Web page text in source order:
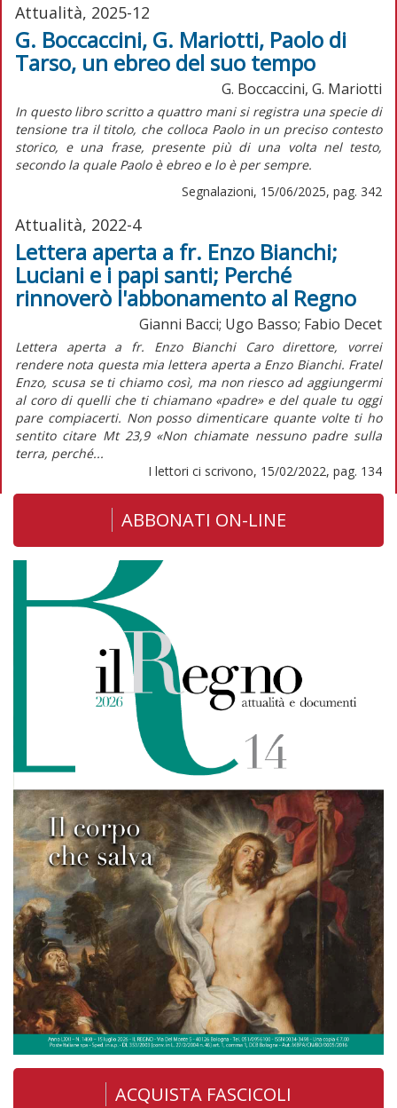
Attualità, 2025-12
G. Boccaccini, G. Mariotti, Paolo di
Tarso, un ebreo del suo tempo
G. Boccaccini, G. Mariotti
In questo libro scritto a quattro mani si registra una specie di
tensione tra il titolo, che colloca Paolo in un preciso contesto
storico, e una frase, presente più di una volta nel testo,
secondo la quale Paolo è ebreo e lo è per sempre.
Segnalazioni, 15/06/2025, pag. 342
Attualità, 2022-4
Lettera aperta a fr. Enzo Bianchi;
Luciani e i papi santi; Perché
rinnoverò l'abbonamento al Regno
Gianni Bacci; Ugo Basso; Fabio Decet
Lettera aperta a fr. Enzo Bianchi Caro direttore, vorrei
rendere nota questa mia lettera aperta a Enzo Bianchi. Fratel
Enzo, scusa se ti chiamo così, ma non riesco ad aggiungermi
al coro di quelli che ti chiamano «padre» e del quale tu oggi
pare compiacerti. Non posso dimenticare quante volte ti ho
sentito citare Mt 23,9 «Non chiamate nessuno padre sulla
terra, perché...
I lettori ci scrivono, 15/02/2022, pag. 134
ABBONATI ON-LINE
ACQUISTA FASCICOLI